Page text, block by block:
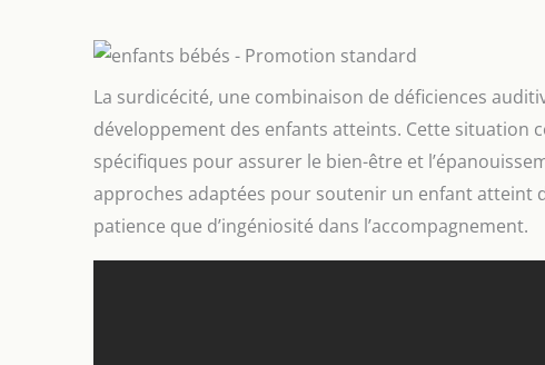
La surdicécité, une combinaison de déficiences
développement des enfants atteints. Cette situation
spécifiques pour assurer le bien-être et
approches adaptées pour soutenir un enfant atteint
patience que d’ingéniosité dans l’accompagnement.